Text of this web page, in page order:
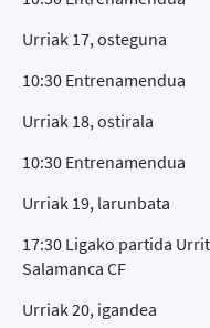
Urriak 17, osteguna
10:30 Entrenamendua
Urriak 18, ostirala
10:30 Entrenamendua
Urriak 19, larunbata
17:30 Ligako partida
Salamanca CF
Urriak 20, igandea